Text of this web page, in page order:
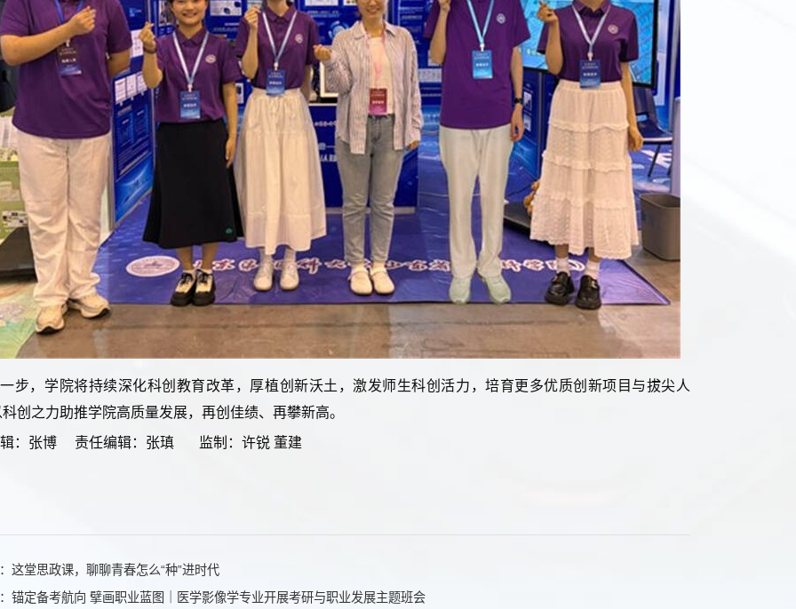
步，学院将持续深化科创教育改革，厚植创新沃土，激发师生科创活力，培育更多优质创新项目与拔尖人
创之力助推学院高质量发展，再创佳绩、再攀新高。
：张博 责任编辑：张瑱 监制：许锐 董建
这堂思政课，聊聊青春怎么“种”进时代
锚定备考航向 擘画职业蓝图｜医学影像学专业开展考研与职业发展主题班会